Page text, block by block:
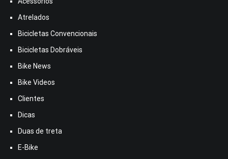
Atrelados
Bicicletas Convencionais
Bicicletas Dobráveis
Bike News
Bike Videos
Clientes
Dicas
Duas de treta
E-Bike